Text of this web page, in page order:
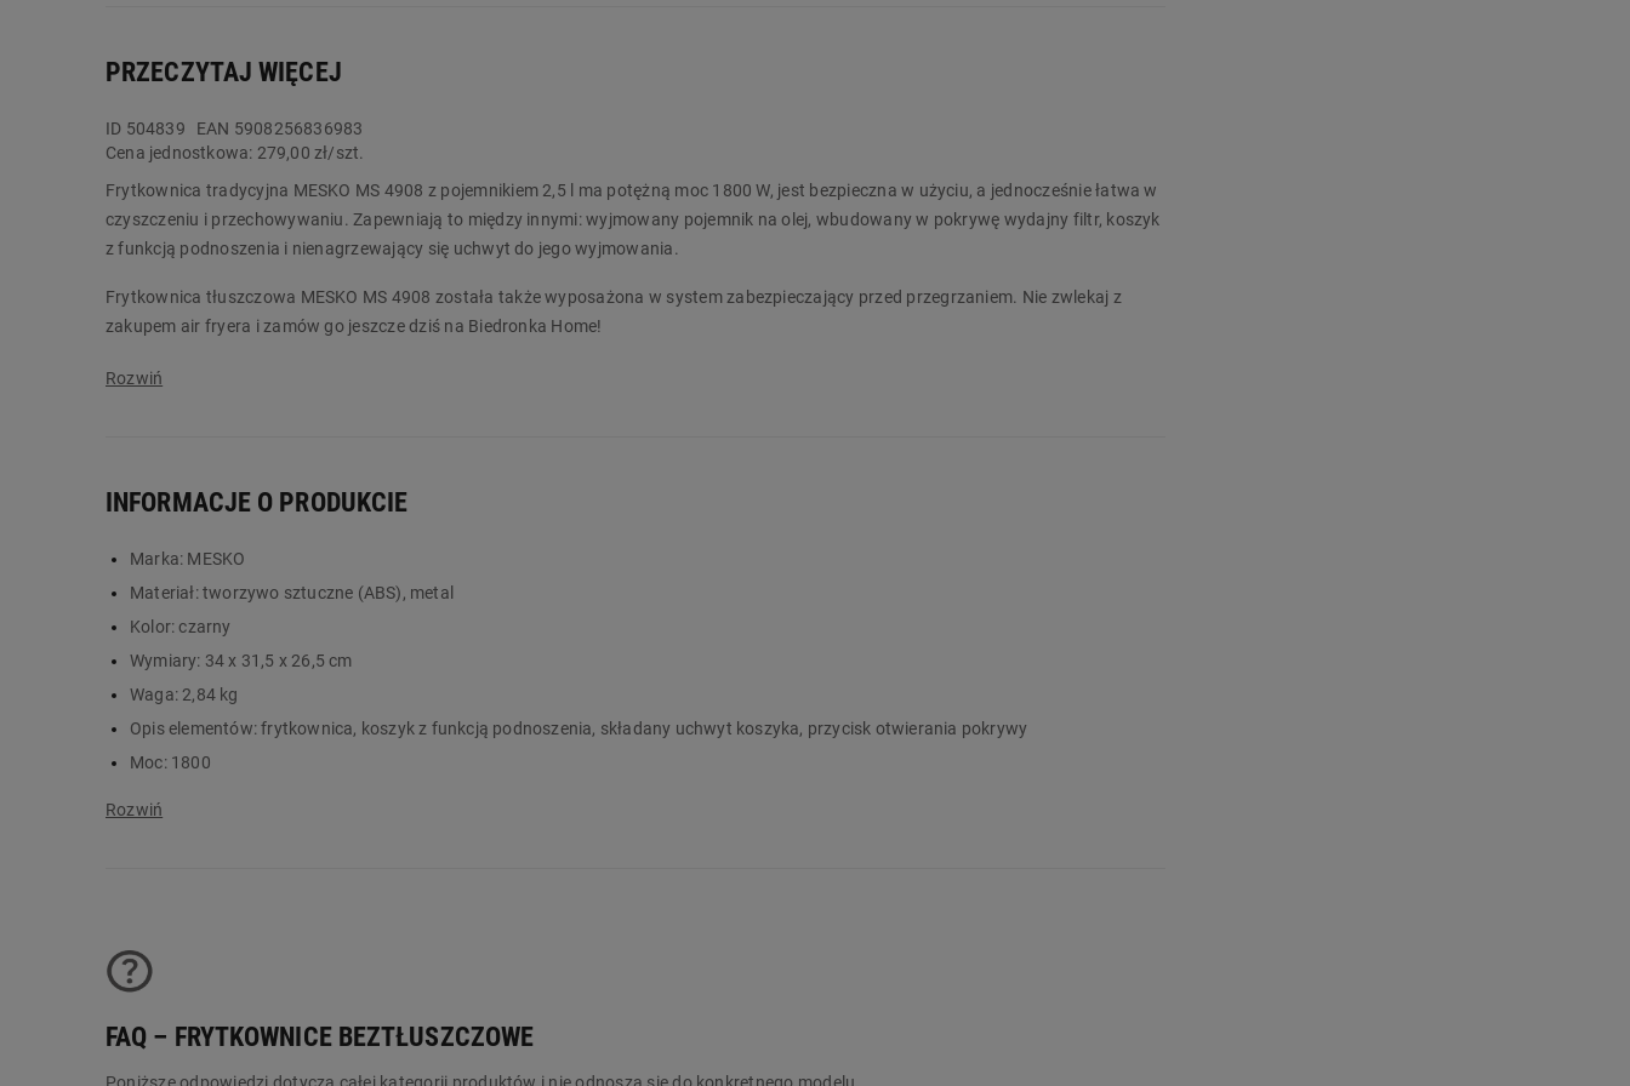
PRZECZYTAJ WIĘCEJ
ID 504839
EAN 5908256836983
Cena jednostkowa: 279,00 zł/szt.
Frytkownica tradycyjna MESKO MS 4908 z pojemnikiem 2,5 l ma potężną moc 1800 W, jest bezpieczna w użyciu, a jednocześnie łatwa w
czyszczeniu i przechowywaniu. Zapewniają to między innymi: wyjmowany pojemnik na olej, wbudowany w pokrywę wydajny filtr, koszyk
z funkcją podnoszenia i nienagrzewający się uchwyt do jego wyjmowania.
Frytkownica tłuszczowa MESKO MS 4908 została także wyposażona w system zabezpieczający przed przegrzaniem. Nie zwlekaj z
zakupem air fryera i zamów go jeszcze dziś na Biedronka Home!
Główne cechy:
lampka kontrolna
składany uchwyt koszyka
przycisk otwierania pokrywy
materiał obudowy: plastik
kolor przewodu zasilającego: czarny
typ wtyczki: E/F
INFORMACJE O PRODUKCIE
Marka: MESKO
Materiał:tworzywo sztuczne (ABS), metal
Kolor:czarny
Wymiary: 34 x 31,5 x 26,5 cm
Waga: 2,84 kg
Opis elementów:frytkownica, koszyk z funkcją podnoszenia, składany uchwyt koszyka, przycisk otwierania pokrywy
Moc: 1800
Pobierz instrukcję (PDF, 3,25 MB)
Pojemność:
FAQ – FRYTKOWNICE BEZTŁUSZCZOWE
Poniższe odpowiedzi dotyczą całej kategorii produktów i nie odnoszą się do konkretnego modelu.